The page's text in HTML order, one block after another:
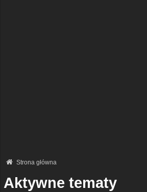
Strona główna
Aktywne tematy